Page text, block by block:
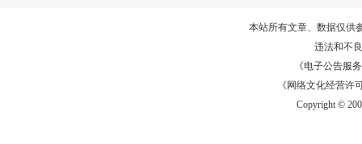
本站所有文章、数据仅供
违法和不
《电子公告服务
《网络文化经营许
Copyright ©